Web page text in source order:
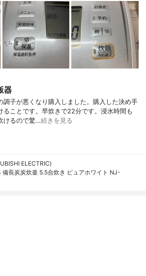
器
調子が悪くなり購入しました。購入した決め手
ることです。早炊きで22分です。浸水時間も
けるので驚…続きを見る
ELECTRIC)
備長炭炭炊釜 5.5合炊き ピュアホワイト NJ-